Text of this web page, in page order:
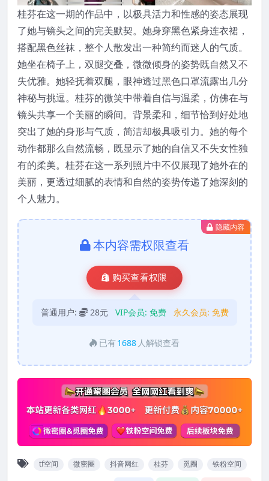
桂芬在这一期的作品中，以极具活力和性感的姿态展现
了她与镜头之间的完美默契。她身穿黑色紧身连衣裙，
搭配黑色丝袜，整个人散发出一种简约而迷人的气质。
她坐在椅子上，双腿交叠，微微倾身的姿势既自然又不
失优雅。她轻抚着双腿，眼神透过黑色口罩流露出几分
神秘与挑逗。桂芬的微笑中带着自信与温柔，仿佛在与
镜头共享一个美丽的瞬间。背景柔和，细节恰到好处地
突出了她的身形与气质，简洁却极具吸引力。她的每个
动作都那么自然流畅，既显示了她的自信又不失女性独
有的柔美。桂芬在这一系列照片中不仅展现了她外在的
美丽，更透过细腻的表情和自然的姿势传递了她深刻的
个人魅力。
隐藏内容
本内容需权限查看
购买查看权限
普通用户: 28元 VIP会员: 免费 永久会员: 免费
已有 1688 人解锁查看
tf空间 微密圈 抖音网红 桂芬 觅圈 铁粉空间